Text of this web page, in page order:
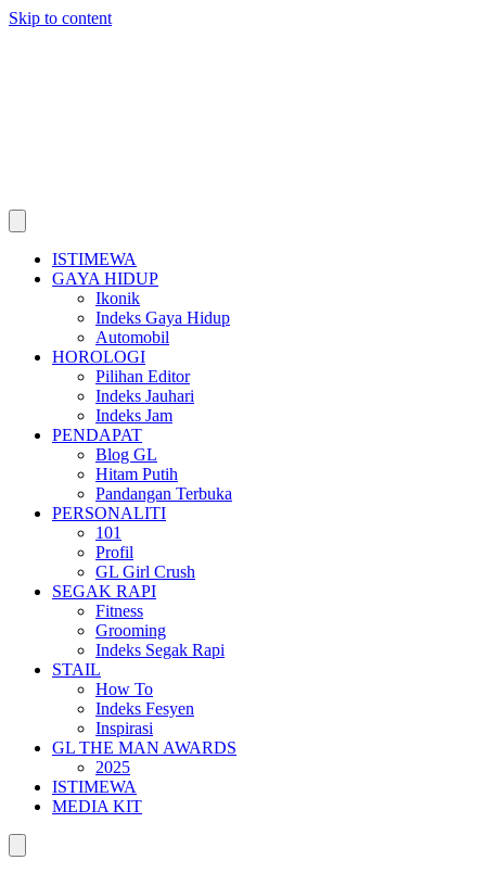
Skip to content
ISTIMEWA
GAYA HIDUP
Ikonik
Indeks Gaya Hidup
Automobil
HOROLOGI
Pilihan Editor
Indeks Jauhari
Indeks Jam
PENDAPAT
Blog GL
Hitam Putih
Pandangan Terbuka
PERSONALITI
101
Profil
GL Girl Crush
SEGAK RAPI
Fitness
Grooming
Indeks Segak Rapi
STAIL
How To
Indeks Fesyen
Inspirasi
GL THE MAN AWARDS
2025
ISTIMEWA
MEDIA KIT